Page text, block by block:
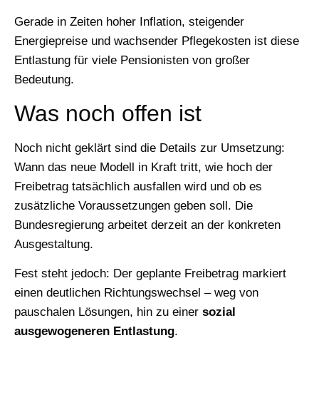
Gerade in Zeiten hoher Inflation, steigender
Energiepreise und wachsender Pflegekosten ist diese
Entlastung für viele Pensionisten von großer
Bedeutung.
Was noch offen ist
Noch nicht geklärt sind die Details zur Umsetzung:
Wann das neue Modell in Kraft tritt, wie hoch der
Freibetrag tatsächlich ausfallen wird und ob es
zusätzliche Voraussetzungen geben soll. Die
Bundesregierung arbeitet derzeit an der konkreten
Ausgestaltung.
Fest steht jedoch: Der geplante Freibetrag markiert
einen deutlichen Richtungswechsel – weg von
pauschalen Lösungen, hin zu einer sozial
ausgewogeneren Entlastung.